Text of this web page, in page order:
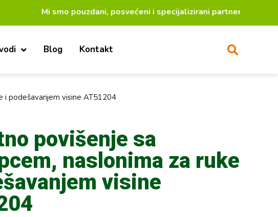
Mi smo pouzdani, posvećeni i specijalizirani partneri za lakši život –
Blog Kontakt
i podešavanjem visine AT51204
povišenje sa
naslonima za ruke
visine